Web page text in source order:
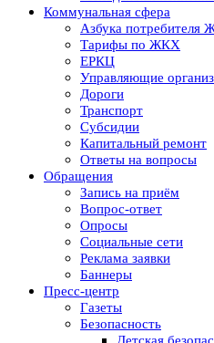
Коммунальная сфера
Азбука потребителя
Тарифы по ЖКХ
ЕРКЦ
Управляющие
Дороги
Транспорт
Субсидии
Капитальный ремонт
Ответы на вопросы
Обращения
Запись на приём
Вопрос-ответ
Опросы
Социальные сети
Реклама заявки
Баннеры
Пресс-центр
Газеты
Безопасность